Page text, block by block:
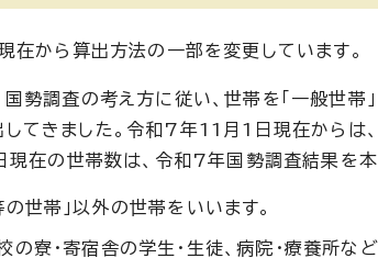
から算出方法の一部を変更しています。
調査の考え方に従い、世帯を「一般世帯」
てきました。令和7年11月1日現在からは、
在の世帯数は、令和7年国勢調査結果を本
の世帯」以外の世帯をいいます。
校の寮・寄宿舎の学生・生徒、病院・療養所